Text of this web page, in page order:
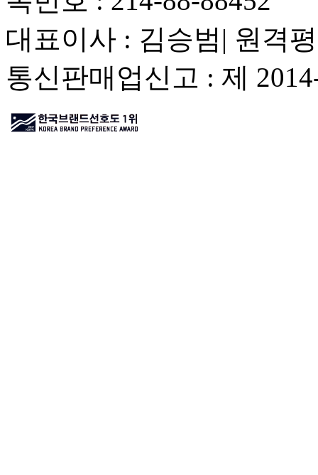
대표이사 : 김승범| 원격
통신판매업신고 : 제